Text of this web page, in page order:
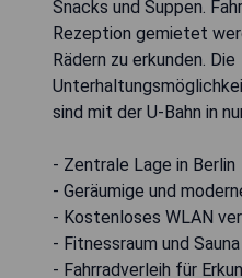
Snacks und Suppen.
Rezeption gemietet
Rädern zu erkunden. Die
sind mit der U-Bahn in
- Zentrale Lage in Berlin
- Geräumige und
- Kostenloses WLAN
- Fitnessraum und
- Fahrradverleih für